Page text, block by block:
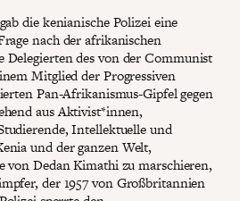
die kenianische Polizei eine
nach der afrikanischen
Delegierten des von der Communist
Mitglied der Progressiven
Pan-Afrikanismus-Gipfel gegen
aus Aktivist*innen,
Intellektuelle und
und der ganzen Welt,
von Dedan Kimathi zu marschieren,
der 1957 von Großbritannien